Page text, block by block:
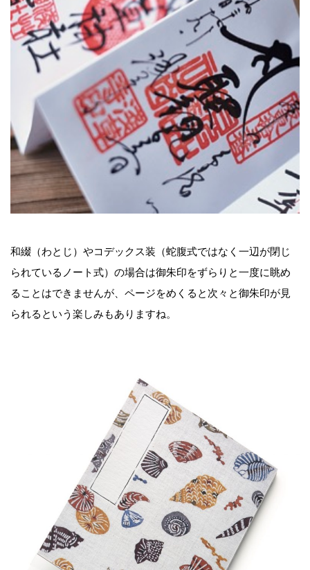
和綴（わとじ）やコデックス装（蛇腹式ではなく一辺が閉じ
られているノート式）の場合は御朱印をずらりと一度に眺め
ることはできませんが、ページをめくると次々と御朱印が見
られるという楽しみもありますね。